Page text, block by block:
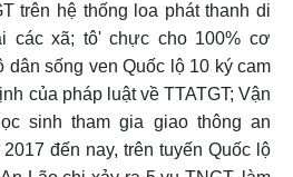
trên hệ thống loa phát thanh di
các xã; tô' chực cho 100% cơ
dân sống ven Quốc lộ 10 ký cam
của pháp luật về TTATGT; Vận
sinh tham gia giao thông an
đến nay, trên tuyến Quốc lộ